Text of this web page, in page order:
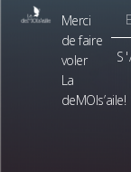
Merci
de faire
voler
La
deMOIs’aile!